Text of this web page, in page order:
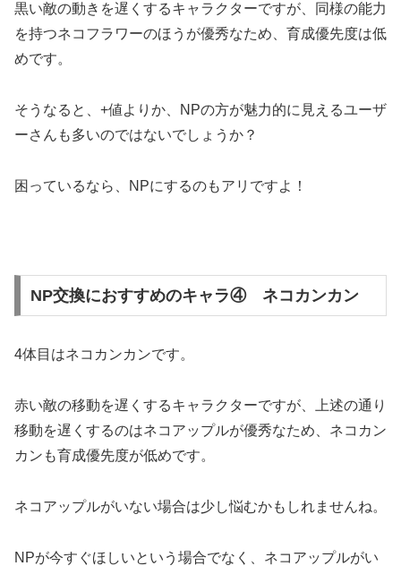
黒い敵の動きを遅くするキャラクターですが、同様の能力
を持つネコフラワーのほうが優秀なため、育成優先度は低
めです。
そうなると、+値よりか、NPの方が魅力的に見えるユーザ
ーさんも多いのではないでしょうか？
困っているなら、NPにするのもアリですよ！
NP交換におすすめのキャラ④ ネコカンカン
4体目はネコカンカンです。
赤い敵の移動を遅くするキャラクターですが、上述の通り
移動を遅くするのはネコアップルが優秀なため、ネコカン
カンも育成優先度が低めです。
ネコアップルがいない場合は少し悩むかもしれませんね。
NPが今すぐほしいという場合でなく、ネコアップルがい